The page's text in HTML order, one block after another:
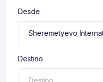
Desde
Destino